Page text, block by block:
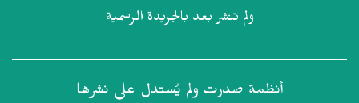
ولم تنشر بعد بالجريدة الرسمية
أنظمة صدرت ولم يُستدل على نشرها